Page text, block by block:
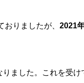
りましたが、 2021
ました。これを受け